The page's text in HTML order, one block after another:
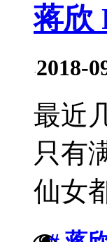
蒋欣
·2018-
最近
只有
仙女